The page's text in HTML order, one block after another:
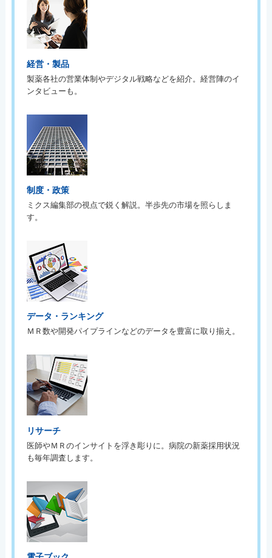
経営・製品
製薬各社の営業体制やデジタル戦略などを紹介。経営陣のイ
ンタビューも。
制度・政策
ミクス編集部の視点で鋭く解説。半歩先の市場を照らしま
す。
データ・ランキング
ＭＲ数や開発パイプラインなどのデータを豊富に取り揃え。
リサーチ
医師やＭＲのインサイトを浮き彫りに。病院の新薬採用状況
も毎年調査します。